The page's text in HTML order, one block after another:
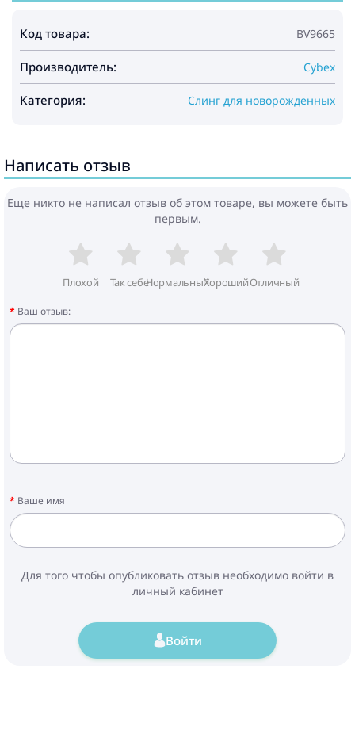
Код товара: BV9665
Производитель: Cybex
Категория: Слинг для новорожденных
Написать отзыв
Еще никто не написал отзыв об этом товаре, вы можете быть
первым.
Плохой Так себеНормальныйХорошийОтличный
Ваш отзыв:
Ваше имя
Для того чтобы опубликовать отзыв необходимо войти в
личный кабинет
Войти